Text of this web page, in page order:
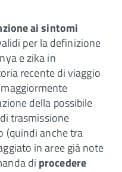
ai sintomi
per la definizione
e zika in
recente di viaggio
della possibile
trasmissione
(quindi anche tra
in aree già note
di procedere